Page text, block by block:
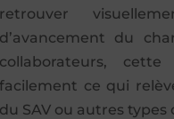
du
ce qui
SAV ou autres types